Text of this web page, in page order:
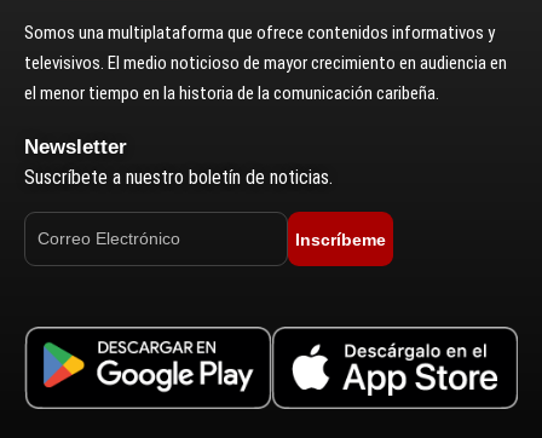
Somos una multiplataforma que ofrece contenidos informativos y
televisivos. El medio noticioso de mayor crecimiento en audiencia en
el menor tiempo en la historia de la comunicación caribeña.
Newsletter
Suscríbete a nuestro boletín de noticias.
Inscríbeme